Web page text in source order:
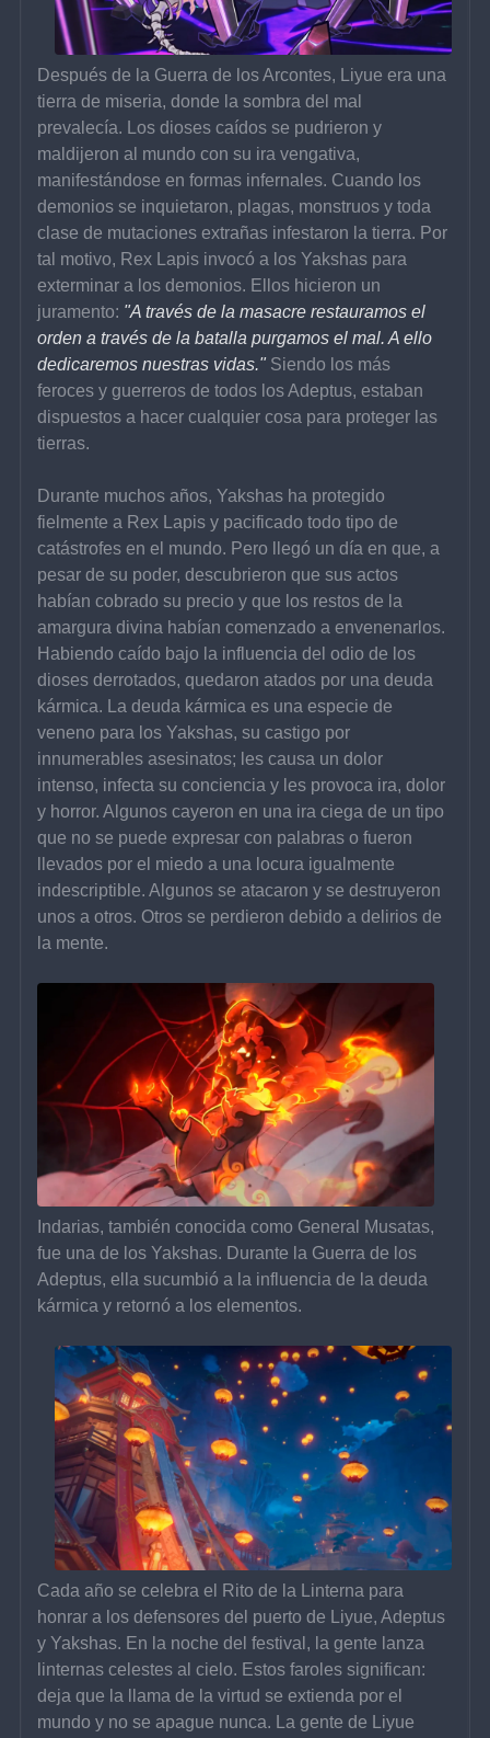
Después de la Guerra de los Arcontes, Liyue era una
tierra de miseria, donde la sombra del mal
prevalecía. Los dioses caídos se pudrieron y
maldijeron al mundo con su ira vengativa,
manifestándose en formas infernales. Cuando los
demonios se inquietaron, plagas, monstruos y toda
clase de mutaciones extrañas infestaron la tierra. Por
tal motivo, Rex Lapis invocó a los Yakshas para
exterminar a los demonios. Ellos hicieron un
juramento: "A través de la masacre restauramos el
orden a través de la batalla purgamos el mal. A ello
dedicaremos nuestras vidas." Siendo los más
feroces y guerreros de todos los Adeptus, estaban
dispuestos a hacer cualquier cosa para proteger las
tierras.
Durante muchos años, Yakshas ha protegido
fielmente a Rex Lapis y pacificado todo tipo de
catástrofes en el mundo. Pero llegó un día en que, a
pesar de su poder, descubrieron que sus actos
habían cobrado su precio y que los restos de la
amargura divina habían comenzado a envenenarlos.
Habiendo caído bajo la influencia del odio de los
dioses derrotados, quedaron atados por una deuda
kármica. La deuda kármica es una especie de
veneno para los Yakshas, ​​su castigo por
innumerables asesinatos; les causa un dolor
intenso, infecta su conciencia y les provoca ira, dolor
y horror. Algunos cayeron en una ira ciega de un tipo
que no se puede expresar con palabras o fueron
llevados por el miedo a una locura igualmente
indescriptible. Algunos se atacaron y se destruyeron
unos a otros. Otros se perdieron debido a delirios de
la mente.
Indarias, también conocida como General Musatas,
fue una de los Yakshas. Durante la Guerra de los
Adeptus, ella sucumbió a la influencia de la deuda
kármica y retornó a los elementos.
Cada año se celebra el Rito de la Linterna para
honrar a los defensores del puerto de Liyue, Adeptus
y Yakshas. En la noche del festival, la gente lanza
linternas celestes al cielo. Estos faroles significan:
deja que la llama de la virtud se extienda por el
mundo y no se apague nunca. La gente de Liyue